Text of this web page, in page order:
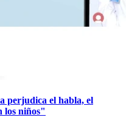
perjudica el habla, el
los niños"